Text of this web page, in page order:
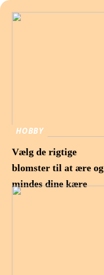
HOBBY
Vælg de rigtige
blomster til at ære og
mindes dine kære